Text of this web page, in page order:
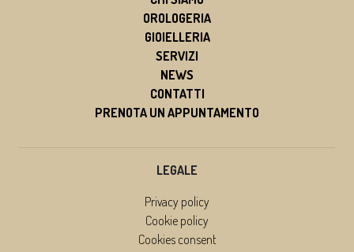
OROLOGERIA
GIOIELLERIA
SERVIZI
NEWS
CONTATTI
PRENOTA UN APPUNTAMENTO
LEGALE
Privacy policy
Cookie policy
Cookies consent